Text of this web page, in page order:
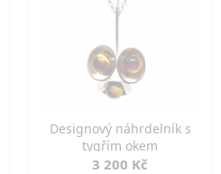
Designový náhrdelník s
tygřím okem
3 200 Kč